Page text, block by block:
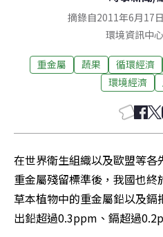
摘錄自2011年6月17
環境資訊中心
重金屬 蔬果 循環經濟
環境經濟
在世界衛生組織以及歐盟等
重金屬殘留標準後，我國也
草本植物中的重金屬鉛以及
出鉛超過0.3ppm、鎘超過